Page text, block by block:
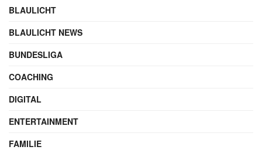
BLAULICHT
BLAULICHT NEWS
BUNDESLIGA
COACHING
DIGITAL
ENTERTAINMENT
FAMILIE